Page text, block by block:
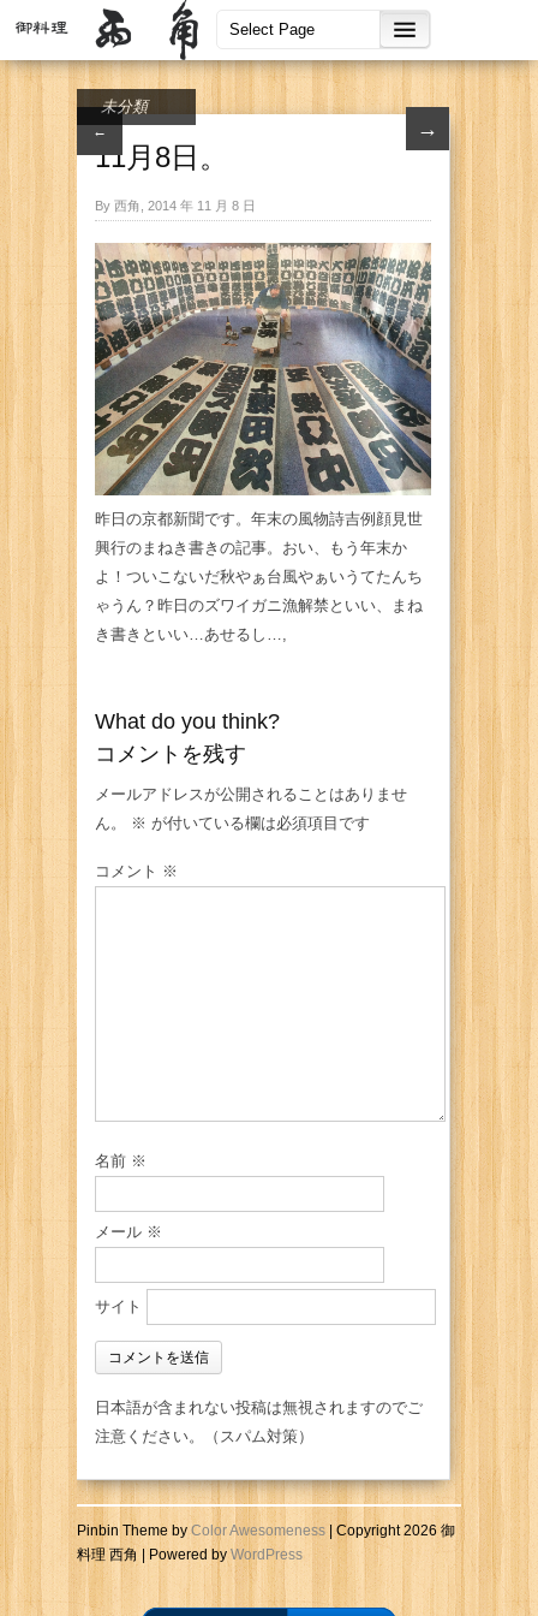
← →
未分類
11月8日。
By 西角, 2014 年 11 月 8 日
昨日の京都新聞です。年末の風物詩吉例顔見世
興行のまねき書きの記事。おい、もう年末か
よ！ついこないだ秋やぁ台風やぁいうてたんち
ゃうん？昨日のズワイガニ漁解禁といい、まね
き書きといい…あせるし…,
What do you think?
コメントを残す
メールアドレスが公開されることはありませ
ん。
※ が付いている欄は必須項目です
コメント ※
名前 ※
メール ※
サイト
日本語が含まれない投稿は無視されますのでご
注意ください。（スパム対策）
Pinbin Theme byColor Awesomeness| Copyright 2026 御
料理 西角 | Powered byWordPress